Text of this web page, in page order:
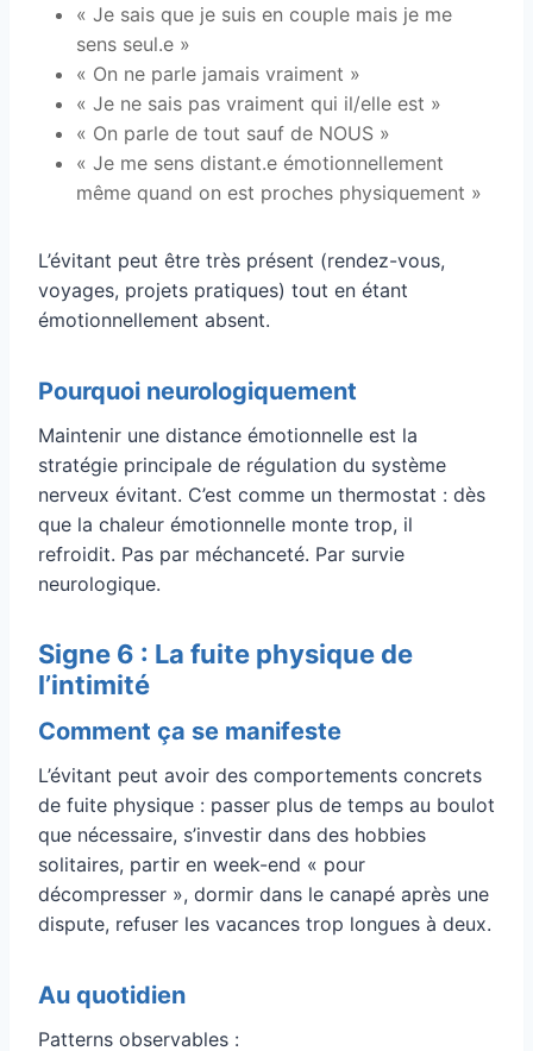
« Je sais que je suis en couple mais je me
sens seul.e »
« On ne parle jamais vraiment »
« Je ne sais pas vraiment qui il/elle est »
« On parle de tout sauf de NOUS »
« Je me sens distant.e émotionnellement
même quand on est proches physiquement »
L’évitant peut être très présent (rendez-vous,
voyages, projets pratiques) tout en étant
émotionnellement absent.
Pourquoi neurologiquement
Maintenir une distance émotionnelle est la
stratégie principale de régulation du système
nerveux évitant. C’est comme un thermostat : dès
que la chaleur émotionnelle monte trop, il
refroidit. Pas par méchanceté. Par survie
neurologique.
Signe 6 : La fuite physique de
l’intimité
Comment ça se manifeste
L’évitant peut avoir des comportements concrets
de fuite physique : passer plus de temps au boulot
que nécessaire, s’investir dans des hobbies
solitaires, partir en week-end « pour
décompresser », dormir dans le canapé après une
dispute, refuser les vacances trop longues à deux.
Au quotidien
Patterns observables :